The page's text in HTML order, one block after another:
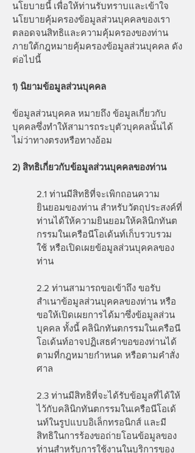
นโยบายนี้ เพื่อให้ท่านรับทราบและเข้าใจ
นโยบายคุ้มครองข้อมูลส่วนบุคคลของเรา
ตลอดจนสิทธิและความคุ้มครองของท่าน
ภายใต้กฎหมายคุ้มครองข้อมูลส่วนบุคคล ดัง
ต่อไปนี้
1) นิยามข้อมูลส่วนบุคคล
ข้อมูลส่วนบุคคล หมายถึง ข้อมูลเกี่ยวกับ
บุคคลซึ่งทำให้สามารถระบุตัวบุคคลนั้นได้
ไม่ว่าทางตรงหรือทางอ้อม
2) สิทธิเกี่ยวกับข้อมูลส่วนบุคคลของท่าน
2.1 ท่านมีสิทธิที่จะเพิกถอนความ
ยินยอมของท่าน สำหรับวัตถุประสงค์ที่
ท่านได้ให้ความยินยอมให้คลินิกทันต
กรรมในเครือนีโอเด้นท์เก็บรวบรวม
ใช้ หรือเปิดเผยข้อมูลส่วนบุคคลของ
ท่าน
2.2 ท่านสามารถขอเข้าถึง ขอรับ
สำเนาข้อมูลส่วนบุคคลของท่าน หรือ
ขอให้เปิดเผยการได้มาซึ่งข้อมูลส่วน
บุคคล ทั้งนี้ คลินิกทันตกรรมในเครือนี
โอเด้นท์อาจปฏิเสธคำขอของท่านได้
ตามที่กฎหมายกำหนด หรือตามคำสั่ง
ศาล
2.3 ท่านมีสิทธิที่จะได้รับข้อมูลที่ได้ให้
ไว้กับคลินิกทันตกรรมในเครือนีโอเด้
นท์ในรูปแบบอิเล็กทรอนิกส์ และมี
สิทธิในการร้องขอถ่ายโอนข้อมูลของ
ท่านสำหรับการใช้งานในบริการของ